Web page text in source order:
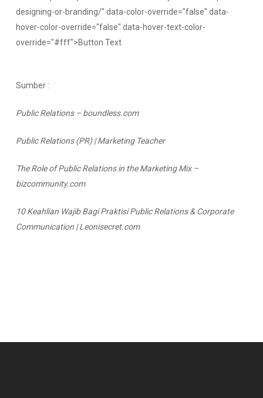
designing-or-branding/" data-color-override="false" data-
hover-color-override="false" data-hover-text-color-
override="#fff">Button Text
Sumber :
Public Relations – boundless.com
Public Relations (PR) | Marketing Teacher
The Role of Public Relations in the Marketing Mix –
bizcommunity.com
10 Keahlian Wajib Bagi Praktisi Public Relations & Corporate
Communication | Leonisecret.com